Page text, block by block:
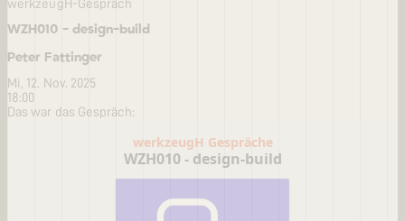
werkzeugH-Gespräch
WZH010 - design-build
Peter Fattinger
Mi, 12. Nov. 2025
18:00
Das war das Gespräch: